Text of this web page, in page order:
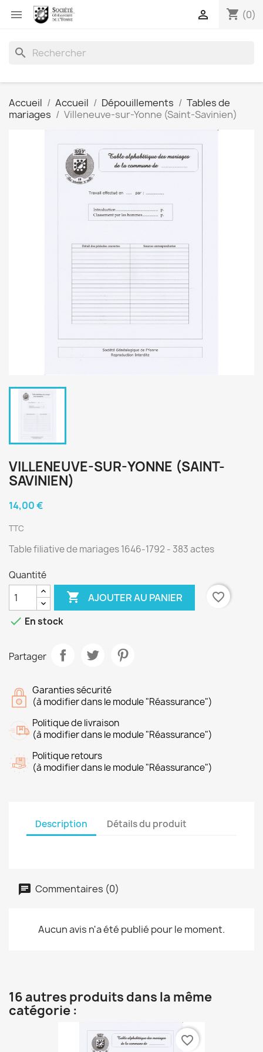
 shopping_cart (0)

search
Accueil Accueil Dépouillements
Tables de
mariages
Villeneuve-sur-Yonne (Saint-Savinien)
VILLENEUVE-SUR-YONNE (SAINT-
SAVINIEN)
14,00 €
TTC
Table filiative de mariages 1646-1792 - 383 actes
Quantité
 AJOUTER AU PANIER
favorite_border
 En stock
Partager
Garanties sécurité
(à modifier dans le module "Réassurance")
Politique de livraison
(à modifier dans le module "Réassurance")
Politique retours
(à modifier dans le module "Réassurance")
Description Détails du produit
Commentaires (0)
Aucun avis n'a été publié pour le moment.
16 autres produits dans la même
catégorie :
favorite_border